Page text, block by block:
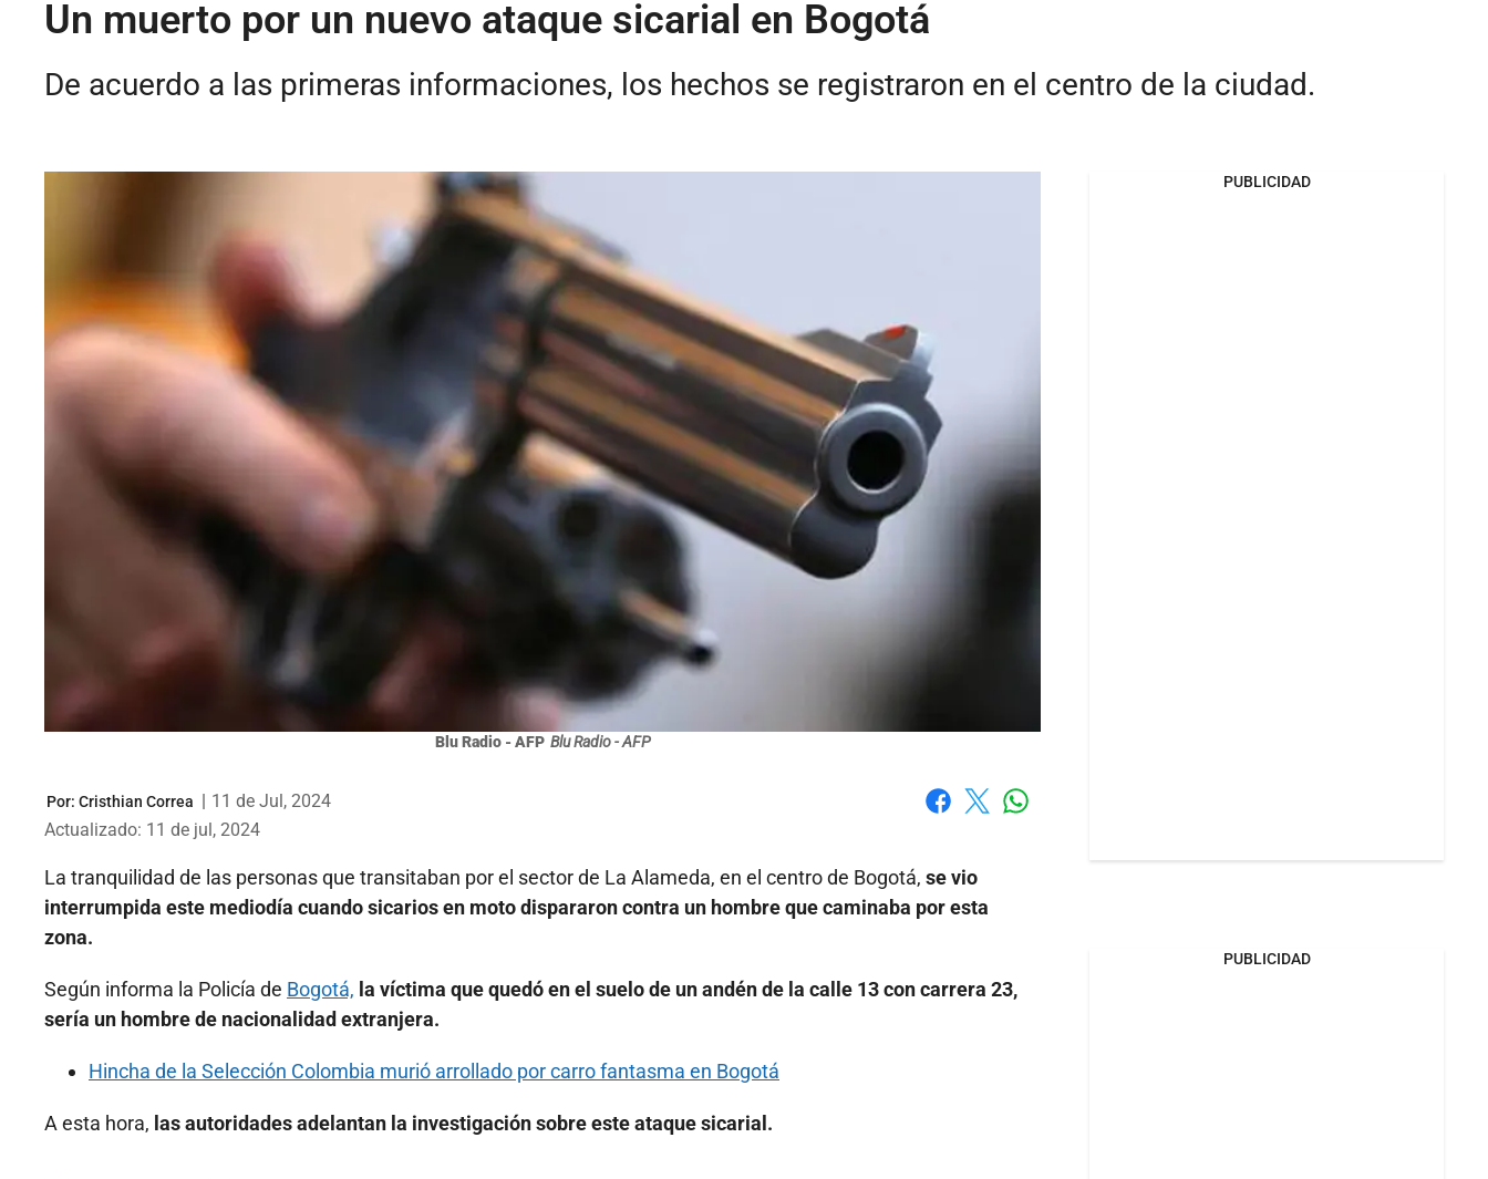
Un muerto por un nuevo ataque sicarial en Bogotá
De acuerdo a las primeras informaciones, los hechos se registraron en el centro de la ciudad.
Blu Radio - AFP Blu Radio - AFP
Por: Cristhian Correa | 11 de Jul, 2024
Actualizado: 11 de jul, 2024
La tranquilidad de las personas que transitaban por el sector de La Alameda, en el centro de Bogotá, se vio
interrumpida este mediodía cuando sicarios en moto dispararon contra un hombre que caminaba por esta
zona.
Según informa la Policía de Bogotá, la víctima que quedó en el suelo de un andén de la calle 13 con carrera 23,
sería un hombre de nacionalidad extranjera.
Hincha de la Selección Colombia murió arrollado por carro fantasma en Bogotá
A esta hora, las autoridades adelantan la investigación sobre este ataque sicarial.
PUBLICIDAD
PUBLICIDAD